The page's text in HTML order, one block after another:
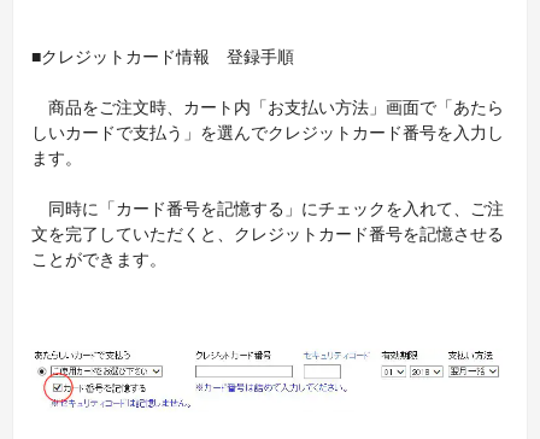
■クレジットカード情報 登録手順
商品をご注文時、カート内「お支払い方法」画面で「あたら
しいカードで支払う」を選んでクレジットカード番号を入力し
ます。
同時に「カード番号を記憶する」にチェックを入れて、ご注
文を完了していただくと、クレジットカード番号を記憶させる
ことができます。